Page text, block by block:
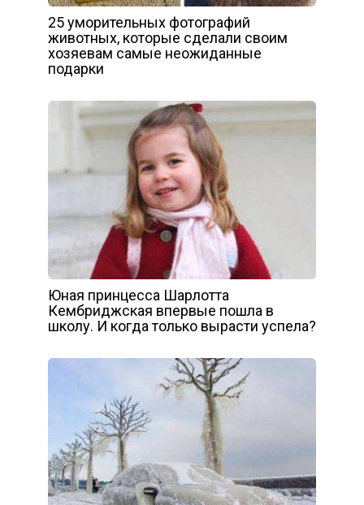
25 уморительных фотографий
животных, которые сделали своим
хозяевам самые неожиданные
подарки
Юная принцесса Шарлотта
Кембриджская впервые пошла в
школу. И когда только вырасти успела?